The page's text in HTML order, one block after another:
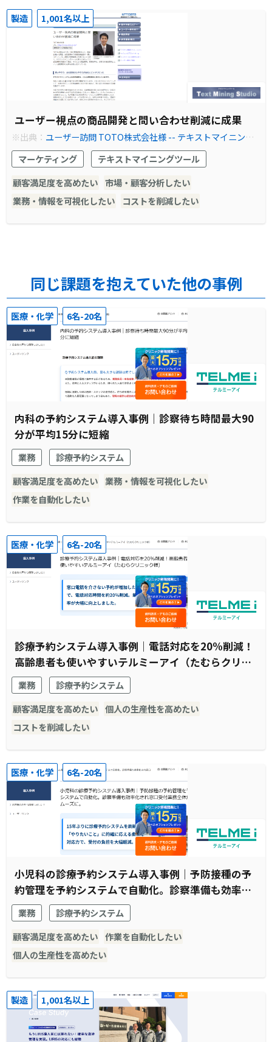
製造 1,001名以上
ユーザー視点の商品開発と問い合わせ削減に成果
※出典： ユーザー訪問 TOTO株式会社様 -- テキストマイニング
ツール Text Mining Studio
マーケティング
テキストマイニングツール
顧客満足度を高めたい 市場・顧客分析したい
業務・情報を可視化したい
コストを削減したい
同じ課題を抱えていた他の事例
医療・化学 6名-20名
内科の予約システム導入事例｜診察待ち時間最大90
分が平均15分に短縮
業務
診療予約システム
顧客満足度を高めたい 業務・情報を可視化したい
作業を自動化したい
医療・化学 6名-20名
診療予約システム導入事例｜電話対応を20%削減！
高齢患者も使いやすいテルミーアイ（たむらクリニ
ック様）
業務
診療予約システム
顧客満足度を高めたい 個人の生産性を高めたい
コストを削減したい
医療・化学 6名-20名
小児科の診療予約システム導入事例｜予防接種の予
約管理を予約システムで自動化。診察準備も効率化
され窓口受付業務全体がスムーズに。
業務
診療予約システム
顧客満足度を高めたい 作業を自動化したい
個人の生産性を高めたい
製造 1,001名以上